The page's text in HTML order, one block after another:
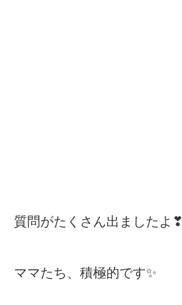
質問がたくさん出ましたよ❣
ママたち、積極的です✨